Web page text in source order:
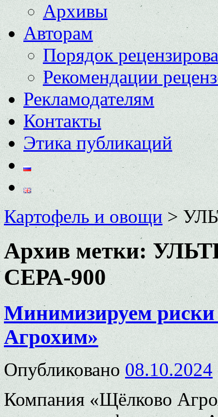
Архивы
Авторам
Порядок
Рекомендации
Рекламодателям
Контакты
Этика публикаций
Картофель и овощи>
Архив метки:
СЕРА-900
Минимизируем риски
Агрохим»
Опубликовано 08.10.2024
Компания «Щёлково